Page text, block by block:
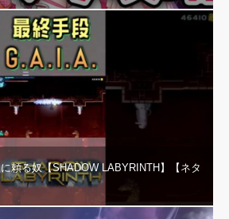
頼る奴【SHADOW LABYRINTH】【ネタ